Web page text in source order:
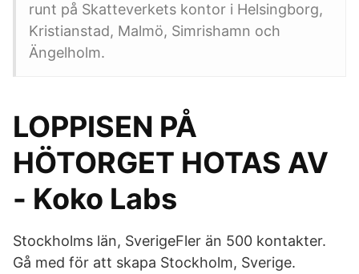
runt på Skatteverkets kontor i Helsingborg,
Kristianstad, Malmö, Simrishamn och
Ängelholm.
LOPPISEN PÅ
HÖTORGET HOTAS AV
- Koko Labs
Stockholms län, SverigeFler än 500 kontakter.
Gå med för att skapa Stockholm, Sverige.